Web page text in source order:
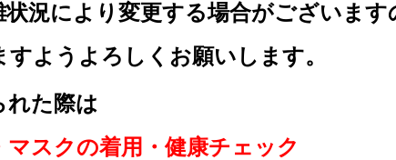
況により変更する場合がございます
うよろしくお願いします。
た際は
スクの着用・健康チェック